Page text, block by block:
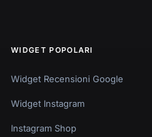
WIDGET POPOLARI
Widget Recensioni Google
Widget Instagram
Instagram Shop